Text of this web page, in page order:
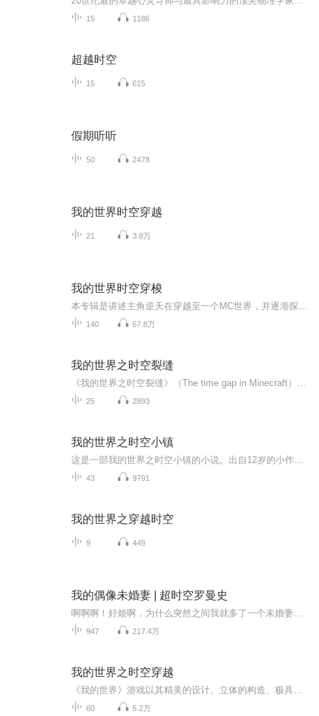
15 1186
超越时空
15 615
假期听听
50 2478
我的世界时空穿越
21 3.8万
我的世界时空穿梭
140 67.8万
我的世界之时空裂缝
25 2893
我的世界之时空小镇
43 9791
我的世界之穿越时空
9 449
我的偶像未婚妻 | 超时空罗曼史
947 217.4万
我的世界之时空穿越
60 5.2万